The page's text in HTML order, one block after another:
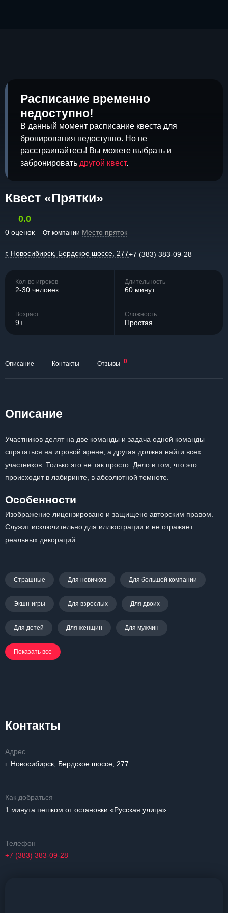
Расписание временно
недоступно!
В данный момент расписание квеста для
бронирования недоступно. Но не
расстраивайтесь! Вы можете выбрать и
забронировать другой квест.
Квест «Прятки»
0.0
0 оценок От компании Место пряток
г. Новосибирск, Бердское шоссе, 277+7 (383) 383-09-28
Кол-во игроков
2-30 человек
Длительность
60 минут
Возраст
9+
Сложность
Простая
Описание Контакты Отзывы 0
Описание
Участников делят на две команды и задача одной команды
спрятаться на игровой арене, а другая должна найти всех
участников. Только это не так просто. Дело в том, что это
происходит в лабиринте, в абсолютной темноте.
Особенности
Изображение лицензировано и защищено авторским правом.
Служит исключительно для иллюстрации и не отражает
реальных декораций.
Страшные Для новичков Для большой компании
Экшн-игры Для взрослых Для двоих
Для детей Для женщин Для мужчин
Показать все
Контакты
Адрес
г. Новосибирск, Бердское шоссе, 277
Как добраться
1 минута пешком от остановки «Русская улица»
Телефон
+7 (383) 383-09-28